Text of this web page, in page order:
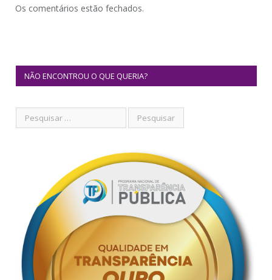
Os comentários estão fechados.
NÃO ENCONTROU O QUE QUERIA?